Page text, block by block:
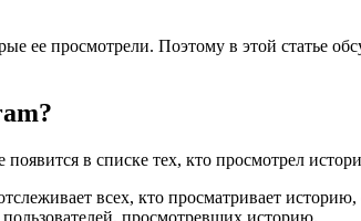
ее просмотрели. Поэтому в этой статье
в списке тех, кто просмотрел
всех, кто просматривает